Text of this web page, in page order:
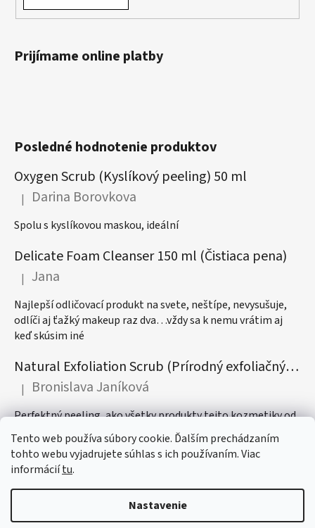
Tento web používa súbory cookie. Ďalším prechádzaním
tohto webu vyjadrujete súhlas s ich používaním. Viac
informáciítu.
Nastavenie
Prijímame online platby
Posledné hodnotenie produktov
Oxygen Scrub (Kyslíkový peeling) 50 ml
Hodnotenie produktu je 5 z 5 hviezdičiek.
| Darina Borovkova
Spolu s kyslíkovou maskou, ideální
Delicate Foam Cleanser 150 ml (Čistiaca pena)
Hodnotenie produktu je 5 z 5 hviezdičiek.
| Jana
Najlepší odličovací produkt na svete, neštípe, nevysušuje,
odlíči aj ťažký makeup raz dva…vždy sa k nemu vrátim aj
keď skúsim iné
Natural Exfoliation Scrub (Prírodný exfoliačný peeling)
Hodnotenie produktu je 5 z 5 hviezdičiek.
| Bronislava Janíková
Perfektný peeling, ako všetky produkty tejto kozmetiky od
vône až po ich najdôležitejší účinok, odporúčam! :)
Registrácia affiliate partnera Prihlásenie affiliate partnera